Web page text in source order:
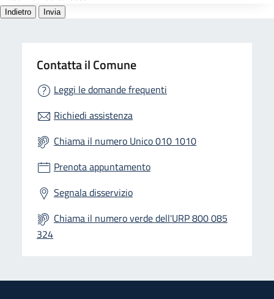
Contatta il Comune
Leggi le domande frequenti
Richiedi assistenza
Chiama il numero Unico 010 1010
Prenota appuntamento
Segnala disservizio
Chiama il numero verde dell'URP 800 085
324